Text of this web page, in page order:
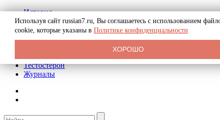
История
Биография
Криминал
Реклама на сайте
Тестостерон
Журналы
Используя сайт russian7.ru, Вы соглашаетесь с использованием
cookie, которые указаны в Политике конфиденциальности
ХОРОШО